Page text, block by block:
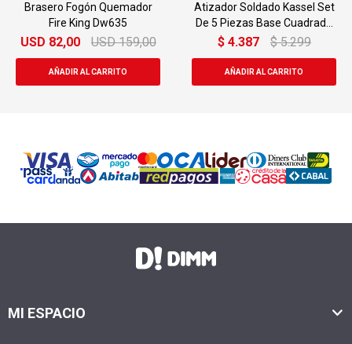
Brasero Fogón Quemador
Fire King Dw635
USD 82,00 USD 159,00
Atizador Soldado Kassel Set
De 5 Piezas Base Cuadrada
Ag212
$ 4.387 $ 5.299
MI ESPACIO